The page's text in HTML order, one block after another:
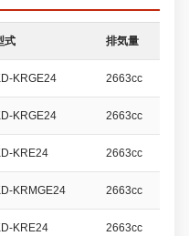
式 排気量
KRGE24 2663cc
KRGE24 2663cc
KRE24 2663cc
KRMGE24 2663cc
KRE24 2663cc